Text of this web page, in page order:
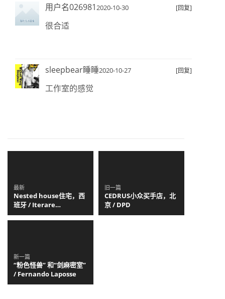
用户名0269812020-10-30 [回复]
很合适
sleepbear睡睡2020-10-27 [回复]
工作室的感觉
最新
Nested house住宅，西
班牙 / Iterare
arquitectos
旧一篇
CEDRUS小众买手店，北
京 / DPD
新一篇
“粉色怪兽” 和“剑麻密室”
/ Fernando Laposse